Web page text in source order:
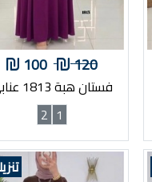
120
100
فستان هبة 1813 عنابي
1
2